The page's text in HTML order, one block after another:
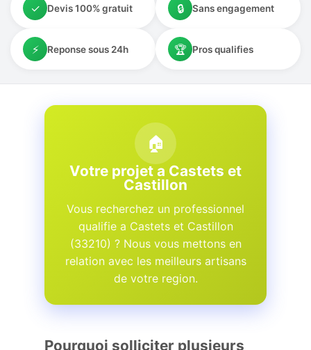
✓ Devis 100% gratuit 🔒 Sans engagement
⚡ Reponse sous 24h 🏆 Pros qualifies
🏠
Votre projet a Castets et
Castillon
Vous recherchez un professionnel
qualifie a Castets et Castillon
(33210) ? Nous vous mettons en
relation avec les meilleurs artisans
de votre region.
Pourquoi solliciter plusieurs